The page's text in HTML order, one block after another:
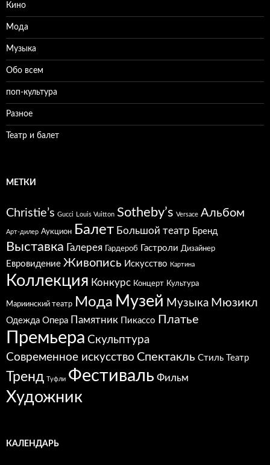
Кино
Мода
Музыка
Обо всем
поп-культура
Разное
Театр и балет
МЕТКИ
Christie’s Gucci Louis Vuitton Sotheby’s Versace Альбом
Арт-дилер Аукцион Балет Большой театр Бренд
Выставка Галерея Гардероб Гастроли Дизайнер
Евровидение Живопись Искусство Картина
Коллекция Конкурс Концерт Культура
Мариинский театр Мода Музей Музыка Мюзикл
Одежда Опера Памятник Пикассо Платье
Премьера Скульптура
Современное искусство Спектакль Стиль Театр
Тренд Туфли Фестиваль Фильм
Художник
КАЛЕНДАРЬ